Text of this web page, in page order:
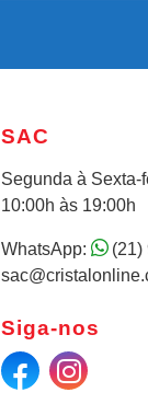
SAC
Segunda à Sexta-
10:00h às 19:00h
WhatsApp:
(21)
Siga-nos